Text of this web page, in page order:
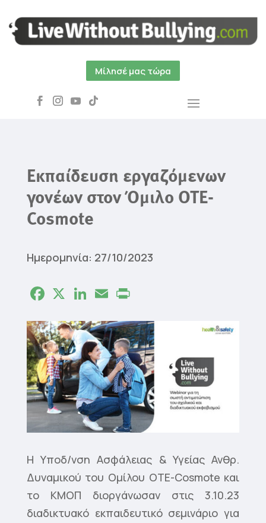
Μίλησέ μας τώρα
Εκπαίδευση εργαζόμενων
γονέων στον Όμιλο ΟΤΕ-
Cosmote
Ημερομηνία: 27/10/2023
FacebookLinkedIn
Email
Η Υποδ/νση Ασφάλειας & Υγείας Ανθρ.
Δυναμικού του Ομίλου ΟΤΕ-Cosmote και
το ΚΜΟΠ διοργάνωσαν στις 3.10.23
διαδικτυακό εκπαιδευτικό σεμινάριο για